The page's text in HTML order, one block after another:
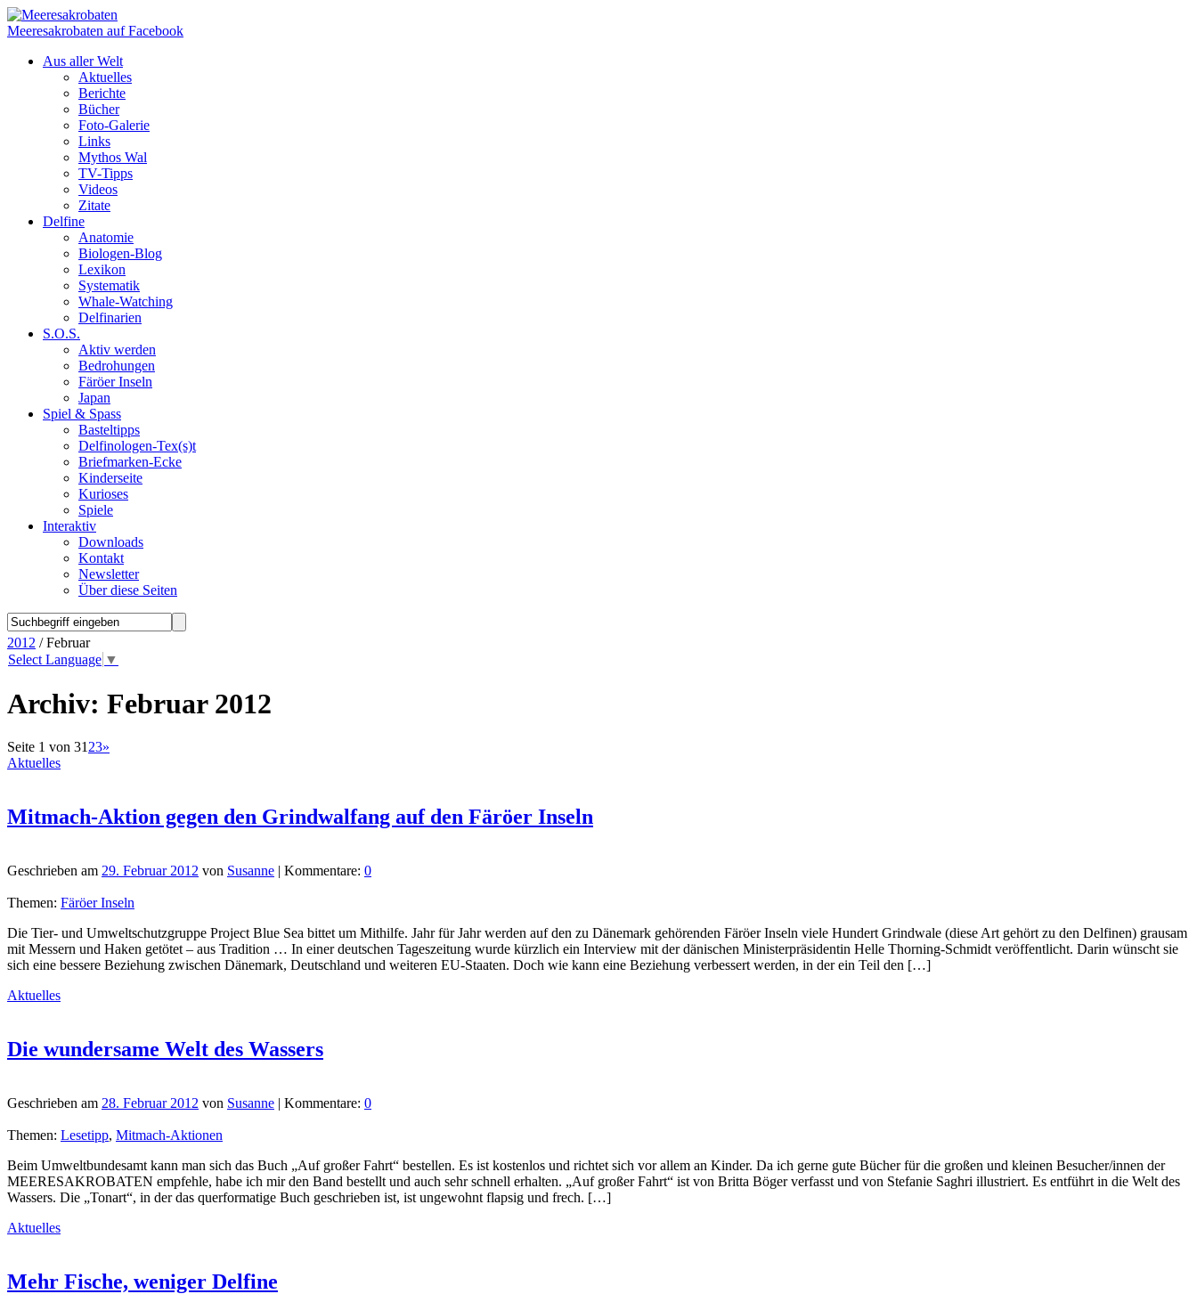
Meeresakrobaten auf Facebook
Aus aller Welt
Aktuelles
Berichte
Bücher
Foto-Galerie
Links
Mythos Wal
TV-Tipps
Videos
Zitate
Delfine
Anatomie
Biologen-Blog
Lexikon
Systematik
Whale-Watching
Delfinarien
S.O.S.
Aktiv werden
Bedrohungen
Färöer Inseln
Japan
Spiel & Spass
Basteltipps
Delfinologen-Tex(s)t
Briefmarken-Ecke
Kinderseite
Kurioses
Spiele
Interaktiv
Downloads
Kontakt
Newsletter
Über diese Seiten
2012 / Februar
Select Language ▼
Archiv: Februar 2012
Seite 1 von 31 23»
Aktuelles
Mitmach-Aktion gegen den Grindwalfang auf den Färöer Inseln
Geschrieben am 29. Februar 2012 von Susanne | Kommentare: 0
Themen: Färöer Inseln
Die Tier- und Umweltschutzgruppe Project Blue Sea bittet um Mithilfe. Jahr für Jahr werden auf den zu Dänemark gehörenden Färöer Inseln viele Hundert Grindwale (diese Art gehört zu den Delfinen) grausam
mit Messern und Haken getötet – aus Tradition … In einer deutschen Tageszeitung wurde kürzlich ein Interview mit der dänischen Ministerpräsidentin Helle Thorning-Schmidt veröffentlicht. Darin wünscht sie
sich eine bessere Beziehung zwischen Dänemark, Deutschland und weiteren EU-Staaten. Doch wie kann eine Beziehung verbessert werden, in der ein Teil den […]
Aktuelles
Die wundersame Welt des Wassers
Geschrieben am 28. Februar 2012 von Susanne | Kommentare: 0
Themen: Lesetipp, Mitmach-Aktionen
Beim Umweltbundesamt kann man sich das Buch „Auf großer Fahrt“ bestellen. Es ist kostenlos und richtet sich vor allem an Kinder. Da ich gerne gute Bücher für die großen und kleinen Besucher/innen der
MEERESAKROBATEN empfehle, habe ich mir den Band bestellt und auch sehr schnell erhalten. „Auf großer Fahrt“ ist von Britta Böger verfasst und von Stefanie Saghri illustriert. Es entführt in die Welt des
Wassers. Die „Tonart“, in der das querformatige Buch geschrieben ist, ist ungewohnt flapsig und frech. […]
Aktuelles
Mehr Fische, weniger Delfine